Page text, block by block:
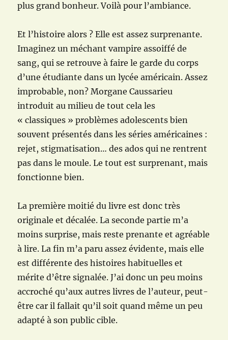
plus grand bonheur. Voilà pour l’ambiance.
Et l’histoire alors ? Elle est assez surprenante.
Imaginez un méchant vampire assoiffé de
sang, qui se retrouve à faire le garde du corps
d’une étudiante dans un lycée américain. Assez
improbable, non? Morgane Caussarieu
introduit au milieu de tout cela les
« classiques » problèmes adolescents bien
souvent présentés dans les séries américaines :
rejet, stigmatisation… des ados qui ne rentrent
pas dans le moule. Le tout est surprenant, mais
fonctionne bien.
La première moitié du livre est donc très
originale et décalée. La seconde partie m’a
moins surprise, mais reste prenante et agréable
à lire. La fin m’a paru assez évidente, mais elle
est différente des histoires habituelles et
mérite d’être signalée. J’ai donc un peu moins
accroché qu’aux autres livres de l’auteur, peut-
être car il fallait qu’il soit quand même un peu
adapté à son public cible.